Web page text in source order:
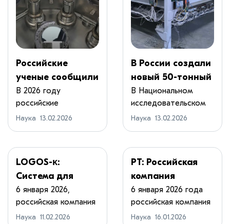
Российские
ученые сообщили
о втором этапе
эксперимента по
выращиванию
полупроводников
в космосе
В 2026 году
российские
космонавты
Наука 13.02.2026
В России создали
новый 50-тонный
детектор
космических
лучей
В Национальном
исследовательском
ядерном университ...
Наука 13.02.2026
LOGOS-κ:
Система для
принятия
сложных
решений в
6 января 2026,
российская компания
DST Global ...
Наука 11.02.2026
РТ: Российская
компания
представила
LOGOS-κ - новый
язык
6 января 2026 года
российская компания
...
Наука 16.01.2026